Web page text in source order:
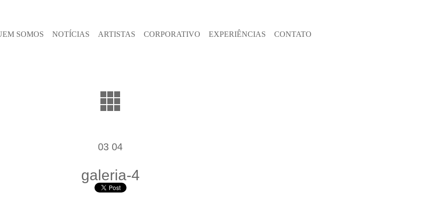
SOMOS NOTÍCIAS ARTISTAS CORPORATIVO EXPERIÊNCIAS CONTATO
03 04
galeria-4